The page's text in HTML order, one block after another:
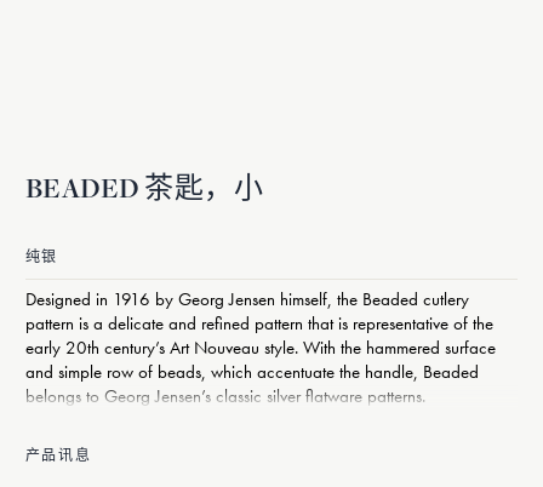
BEADED 茶匙，小
纯银
Designed in 1916 by Georg Jensen himself, the Beaded cutlery
pattern is a delicate and refined pattern that is representative of the
early 20th century’s Art Nouveau style. With the hammered surface
and simple row of beads, which accentuate the handle, Beaded
belongs to Georg Jensen’s classic silver flatware patterns.
产品讯息